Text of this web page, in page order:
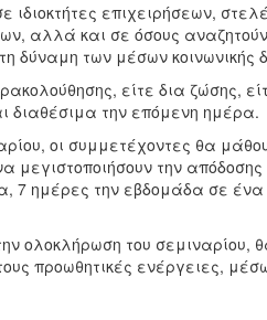
ιδιοκτήτες επιχειρήσεων,
αλλά και σε όσους
δύναμη των μέσων κοινωνικής
είτε δια ζώσης,
διαθέσιμα την επόμενη ημέρα.
οι συμμετέχοντες θα
την
7 ημέρες την εβδομάδα σε ένα
ολοκλήρωση του σεμιναρίου,
προωθητικές ενέργειες,